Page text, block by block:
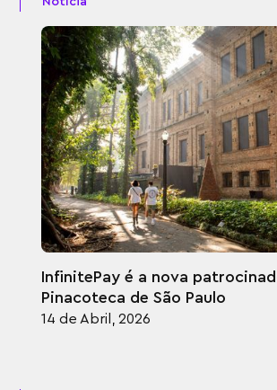
InfinitePay é a nova
Pinacoteca de São Paulo
14 de Abril, 2026